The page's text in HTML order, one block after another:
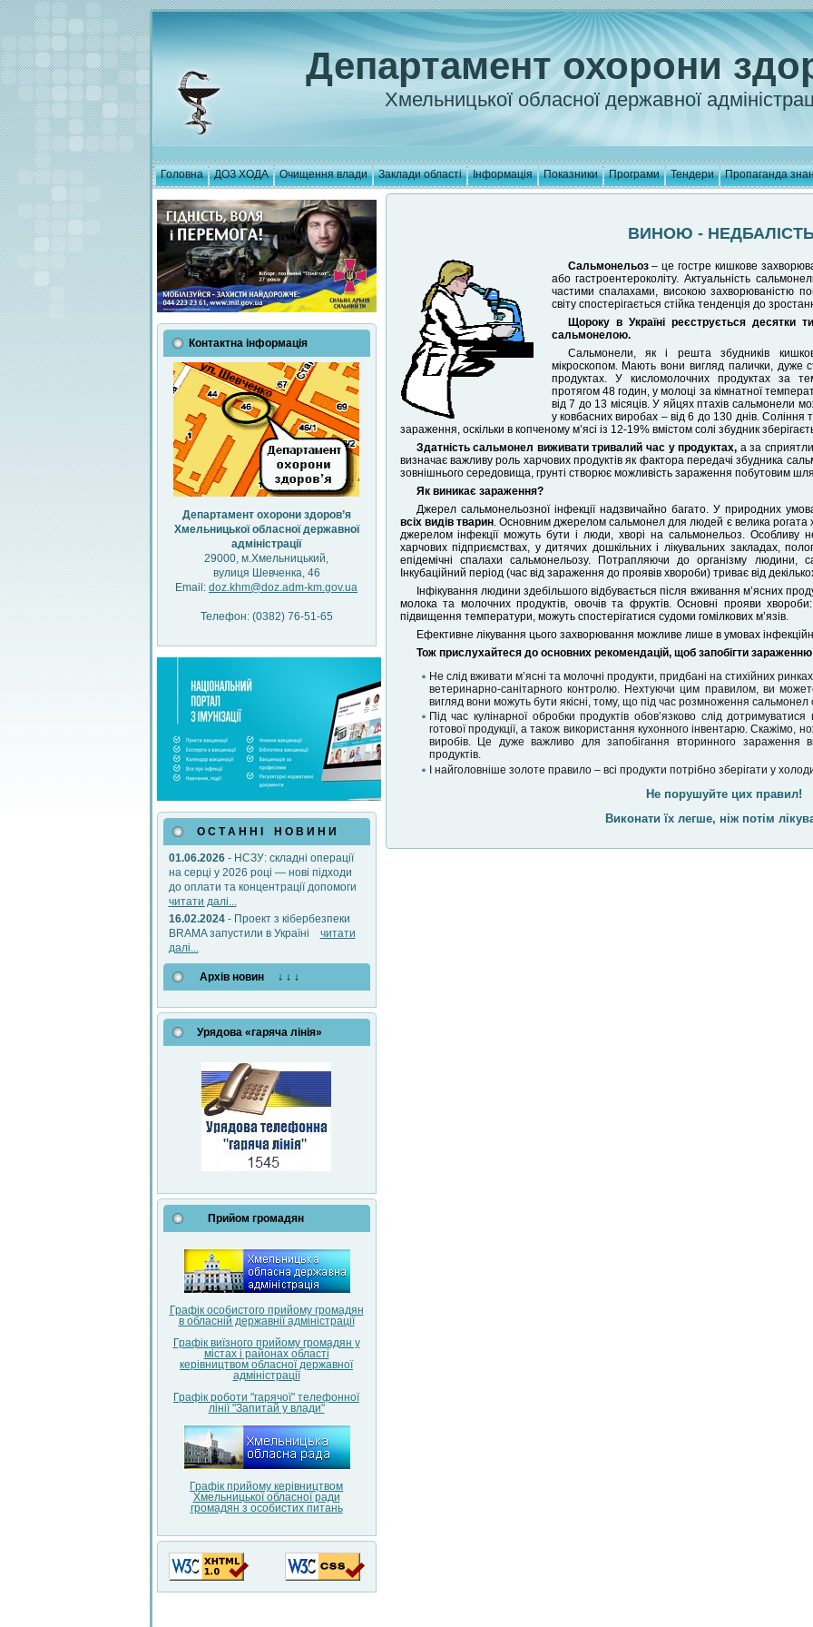
Департамент охорони
Хмельницької обласної державної
Головна ДОЗ ХОДА Очищення влади Заклади області Інформація Показники Програми Тендери Пропаганда
Контактна інформація
Департамент охорони здоров’я
Хмельницької обласної державної
адміністрації
29000, м.Хмельницький,
вулиця Шевченка, 46
Email: doz.khm@doz.adm-km.gov.ua
Телефон: (0382) 76-51-65
О С Т А Н Н І Н О В И Н И
01.06.2026- НСЗУ: складні операції
на серці у 2026 році — нові підходи
до оплати та концентрації допомоги
читати далі...
16.02.2024- Проект з кібербезпеки
BRAMA запустили в Україні читати
далі...
Архів новин ↓ ↓ ↓
Урядова «гаряча лінія»
Прийом громадян
Графік особистого прийому громадян
в обласній державнії адміністрації
Графік виїзного прийому громадян у
містах і районах області
керівництвом обласної державної
адміністрації
Графік роботи "гарячої" телефонної
лінії "Запитай у влади"
Графік прийому керівництвом
Хмельницької обласної ради
громадян з особистих питань
ВИНОЮ -
Сальмонельоз– це гостре кишкове
або гастроентероколіту. Актуальність
частими спалахами, високою захворюваністю
світу спостерігається стійка тенденція до
Щороку в Україні реєструється десятки
сальмонелою.
Сальмонели, як і решта збудників
мікроскопом. Мають вони вигляд палички, дуже
продуктах. У кисломолочних продуктах за
протягом 48 годин, у молоці за кімнатної
від 7 до 13 місяців. У яйцях птахів сальмонели
у ковбасних виробах – від 6 до 130 днів. Соління
зараження, оскільки в копченому м’ясі із 12-19% вмістом солі збудник
Здатність сальмонел виживати тривалий час у продуктах, а за
визначає важливу роль харчових продуктів як фактора передачі збудника
зовнішнього середовища, грунті створює можливість зараження побутовим
Як виникає зараження?
Джерел сальмонельозної інфекції надзвичайно багато. У природних
всіх видів тварин. Основним джерелом сальмонел для людей є велика рогата
джерелом інфекції можуть бути і люди, хворі на сальмонельоз.
харчових підприємствах, у дитячих дошкільних і лікувальних закладах,
епідемічні спалахи сальмонельозу. Потрапляючи до організму людини,
Інкубаційний період (час від зараження до проявів хвороби) триває від
Інфікування людини здебільшого відбувається після вживання м’ясних
молока та молочних продуктів, овочів та фруктів. Основні прояви
підвищення температури, можуть спостерігатися судоми гомілкових м’язів.
Ефективне лікування цього захворювання можливе лише в умовах
Тож прислухайтеся до основних рекомендацій, щоб запобігти
Не слід вживати м’ясні та молочні продукти, придбані на стихійних
ветеринарно-санітарного контролю. Нехтуючи цим правилом, ви
вигляд вони можуть бути якісні, тому, що під час розмноження сальмонел
Під час кулінарної обробки продуктів обов’язково слід
готової продукції, а також використання кухонного інвентарю. Скажімо,
виробів. Це дуже важливо для запобігання вторинного зараження
продуктів.
І найголовніше золоте правило – всі продукти потрібно зберігати у
Не порушуйте цих правил!
Виконати їх легше, ніж потім